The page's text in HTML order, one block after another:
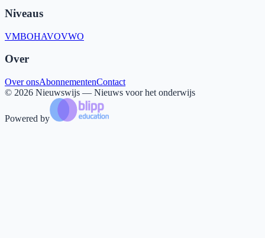
Niveaus
VMBOHAVOVWO
Over
Over onsAbonnementenContact
© 2026 Nieuwswijs — Nieuws voor het onderwijs
Powered by